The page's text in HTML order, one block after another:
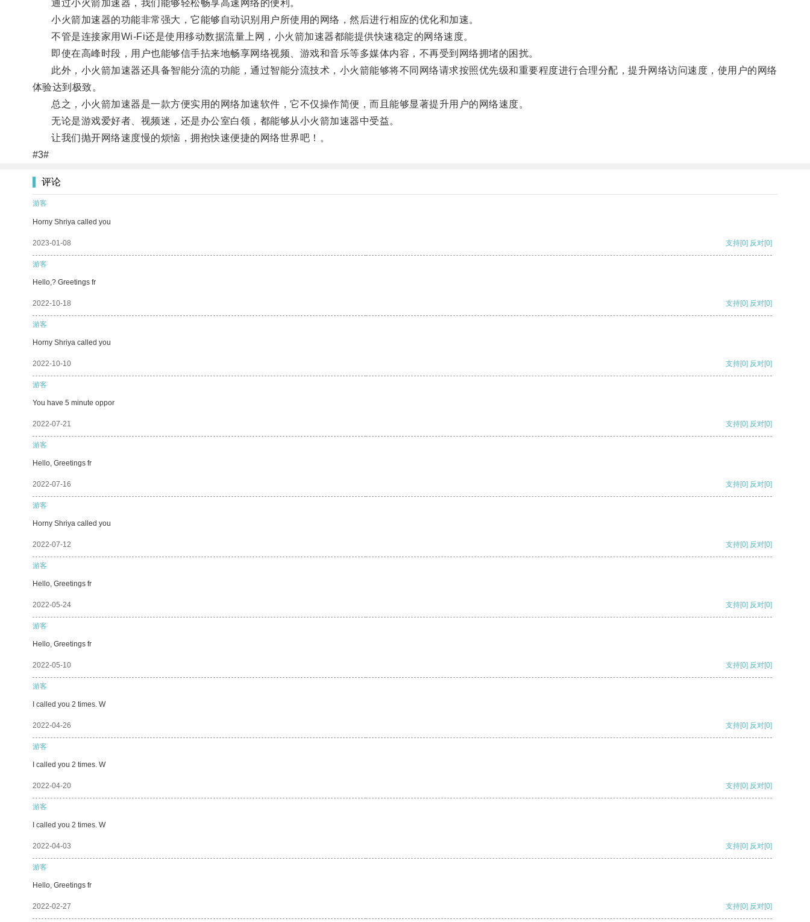
通过小火箭加速器，我们能够轻松畅享高速网络的便利。
小火箭加速器的功能非常强大，它能够自动识别用户所使用的网络，然后进行相应的优化和加速。
不管是连接家用Wi-Fi还是使用移动数据流量上网，小火箭加速器都能提供快速稳定的网络速度。
即使在高峰时段，用户也能够信手拈来地畅享网络视频、游戏和音乐等多媒体内容，不再受到网络拥堵的困扰。
此外，小火箭加速器还具备智能分流的功能，通过智能分流技术，小火箭能够将不同网络请求按照优先级和重要程度进行合理分配，提升网络访问速度，使用户的网络
体验达到极致。
总之，小火箭加速器是一款方便实用的网络加速软件，它不仅操作简便，而且能够显著提升用户的网络速度。
无论是游戏爱好者、视频迷，还是办公室白领，都能够从小火箭加速器中受益。
让我们抛开网络速度慢的烦恼，拥抱快速便捷的网络世界吧！。
#3#
评论
游客
Horny Shriya called you
2023-01-08 支持[0] 反对[0]
游客
Hello,? Greetings fr
2022-10-18 支持[0] 反对[0]
游客
Horny Shriya called you
2022-10-10 支持[0] 反对[0]
游客
You have 5 minute oppor
2022-07-21 支持[0] 反对[0]
游客
Hello, Greetings fr
2022-07-16 支持[0] 反对[0]
游客
Horny Shriya called you
2022-07-12 支持[0] 反对[0]
游客
Hello, Greetings fr
2022-05-24 支持[0] 反对[0]
游客
Hello, Greetings fr
2022-05-10 支持[0] 反对[0]
游客
I called you 2 times. W
2022-04-26 支持[0] 反对[0]
游客
I called you 2 times. W
2022-04-20 支持[0] 反对[0]
游客
I called you 2 times. W
2022-04-03 支持[0] 反对[0]
游客
Hello, Greetings fr
2022-02-27 支持[0] 反对[0]